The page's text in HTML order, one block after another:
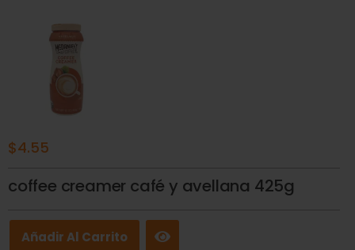
$4.55
coffee creamer café y avellana 425g
Añadir Al Carrito